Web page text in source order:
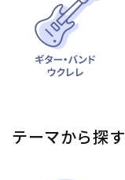
テーマから探す